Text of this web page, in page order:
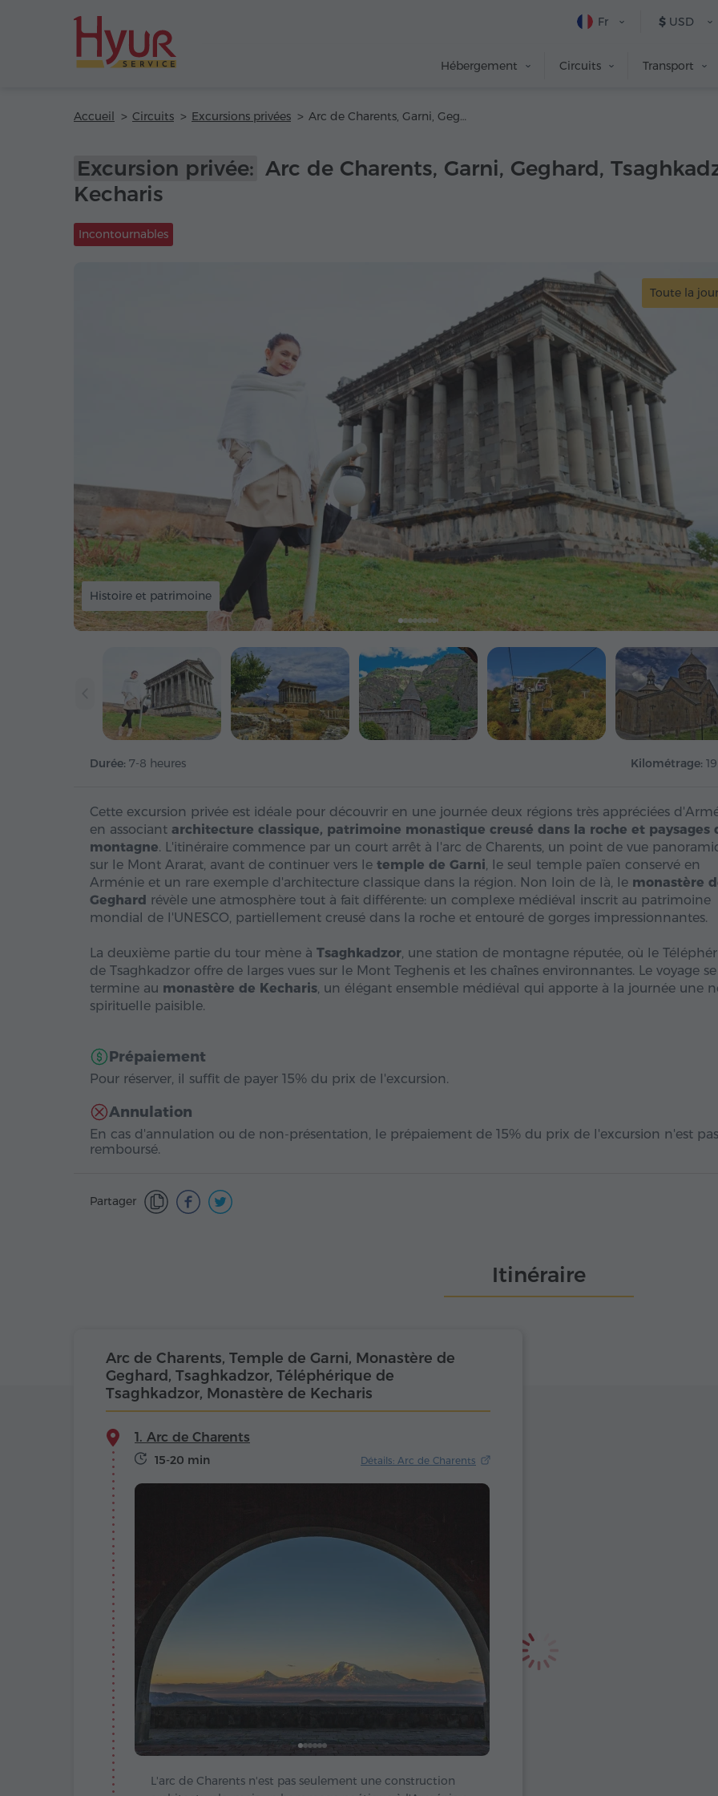
$ USD
Fr
Hébergement Circuits Transport
Accueil Circuits Excursions privées Arc de Charents, Garni, Geghard, Tsaghkadzor, téléphérique et Kecharis
Excursion privée: Arc de Charents, Garni, Geghard,
Kecharis
Incontournables
Toute la
Histoire et patrimoine
Durée: 7-8 heures Kilométrage:
Cette excursion privée est idéale pour découvrir en une journée deux régions très appréciées
en associant architecture classique, patrimoine monastique creusé dans la roche et paysages
montagne. L'itinéraire commence par un court arrêt à l'arc de Charents, un point de vue
sur le Mont Ararat, avant de continuer vers le temple de Garni, le seul temple païen conservé en
Arménie et un rare exemple d'architecture classique dans la région. Non loin de là, le monastère
Geghard révèle une atmosphère tout à fait différente: un complexe médiéval inscrit au patrimoine
mondial de l'UNESCO, partiellement creusé dans la roche et entouré de gorges impressionnantes.
La deuxième partie du tour mène à Tsaghkadzor, une station de montagne réputée, où le
de Tsaghkadzor offre de larges vues sur le Mont Teghenis et les chaînes environnantes. Le voyage se
termine au monastère de Kecharis, un élégant ensemble médiéval qui apporte à la journée une
spirituelle paisible.
Prépaiement
Pour réserver, il suffit de payer 15% du prix de l'excursion.
Annulation
En cas d'annulation ou de non-présentation, le prépaiement de 15% du prix de l'excursion n'est pas
remboursé.
Partager
Itinéraire
Arc de Charents, Temple de Garni, Monastère de
Geghard, Tsaghkadzor, Téléphérique de
Tsaghkadzor, Monastère de Kecharis
1. Arc de Charents
15-20 min Détails: Arc de Charents
L'arc de Charents n'est pas seulement une construction